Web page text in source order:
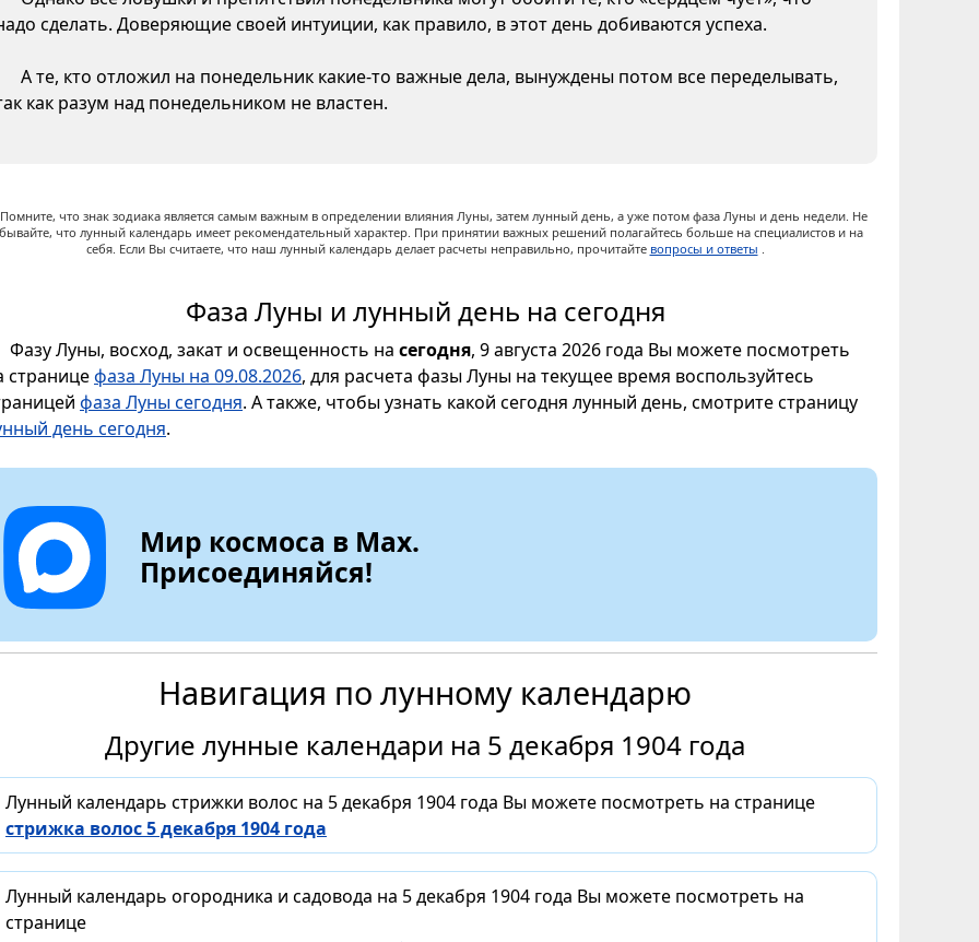
сделать. Доверяющие своей интуиции, как правило, в этот день добиваются успеха.
А те, кто отложил на понедельник какие-то важные дела, вынуждены потом все переделывать,
как разум над понедельником не властен.
Помните, что знак зодиака является самым важным в определении влияния Луны, затем лунный день, а уже потом фаза Луны и день недели. Не
что лунный календарь имеет рекомендательный характер. При принятии важных решений полагайтесь больше на специалистов и на
себя. Если Вы считаете, что наш лунный календарь делает расчеты неправильно, прочитайте вопросы и ответы .
Фаза Луны и лунный день на сегодня
Фазу Луны, восход, закат и освещенность на сегодня, 9 августа 2026 года Вы можете посмотреть
страницефаза Луны на 09.08.2026, для расчета фазы Луны на текущее время воспользуйтесь
фаза Луны сегодня. А также, чтобы узнать какой сегодня лунный день, смотрите страницу
день сегодня.
Мир космоса в Max.
Присоединяйся!
Навигация по лунному календарю
Другие лунные календари на 5 декабря 1904 года
Лунный календарь стрижки волос на 5 декабря 1904 года Вы можете посмотреть на странице
стрижка волос 5 декабря 1904 года
Лунный календарь огородника и садовода на 5 декабря 1904 года Вы можете посмотреть на
странице